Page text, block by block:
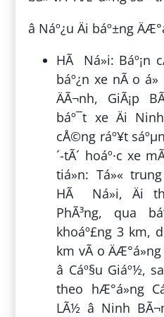
â Náº¿u Äi báº±ng
HÃ Ná»i: Báº¡n
báº¿n xe nÃ o
ÄÃ¬nh, GiÃ¡p
báº¯t xe Äi
cÅ©ng ráº¥t
´-tÃ´ hoáº·c xe
tiá»n: Tá»«
HÃ Ná»i, Äi
PhÃ³ng, qua
khoáº£ng 3 km,
km vÃ o
â Cáº§u Giáº½,
theo hÆ°á»ng
LÃ½ â Ninh